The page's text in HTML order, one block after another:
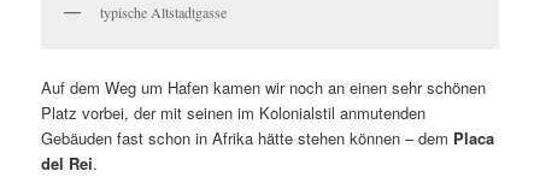
typische Altstadtgasse
Auf dem Weg um Hafen kamen wir noch an einen sehr schönen
Platz vorbei, der mit seinen im Kolonialstil anmutenden
Gebäuden fast schon in Afrika hätte stehen können – dem Placa
del Rei.